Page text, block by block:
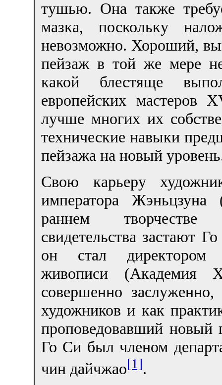
тушью. Она также
мазка, поскольку
невозможно. Хороший,
пейзаж в той же мере
какой блестяще
европейских
лучше многих их
технические навыки
пейзажа на новый
Свою карьеру
императора
раннем творчестве
свидетельства застают
он стал директором
живописи (Академия
совершенно
художников и как
проповедовавший новый
Го Си был членом
чин дайчжао[1].